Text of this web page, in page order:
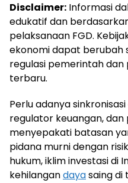
Disclaimer: Informasi
edukatif dan
pelaksanaan FGD.
ekonomi dapat berubah
regulasi pemerintah dan
terbaru.
Perlu adanya
regulator keuangan, dan
menyepakati batasan
pidana murni dengan
hukum, iklim investasi di
kehilangandayasaing di